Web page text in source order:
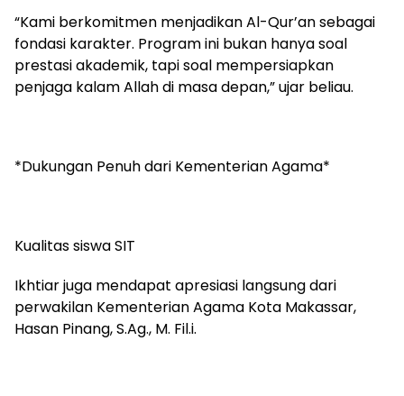
“Kami berkomitmen menjadikan Al-Qur’an sebagai
fondasi karakter. Program ini bukan hanya soal
prestasi akademik, tapi soal mempersiapkan
penjaga kalam Allah di masa depan,” ujar beliau.
*Dukungan Penuh dari Kementerian Agama*
Kualitas siswa SIT
Ikhtiar juga mendapat apresiasi langsung dari
perwakilan Kementerian Agama Kota Makassar,
Hasan Pinang, S.Ag., M. Fil.i.